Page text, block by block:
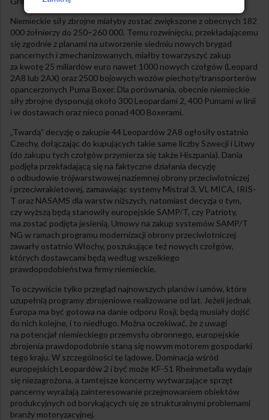
Niemieckie siły zbrojne miałyby zostać zwiększone z obecnych 182
000 żołnierzy do 250–260 000. Temu rozwinięciu, przekładającemu
się zgodnie z planami na utworzenie siedmiu nowych brygad
pancernych i zmechanizowanych, miałby towarzyszyć zakup
za kwotę 25 miliardów euro nawet 1000 nowych czołgów (Leopard
2A8 lub 2AX) oraz 2500 bojowych wozów piechoty/transporterów
opancerzonych Puma Boxer. Dla porównania, obecnie niemieckie
siły zbrojne dysponują około 300 Leopardami 2, 400 Pumami w linii
i w dostawach oraz nieco ponad 400 Boxerami.
„Twardą” decyzję o zakupie 44 Leopardów 2A8 ogłosiły ostatnio
Czechy, dołączając do kupujących takie same liczby Szwecji i Litwy
(do zakupu tych czołgów przymierza się także Hiszpania). Dania
podjęła przekładającą się na faktyczne działania decyzję
o odbudowie trójwarstwowej naziemnej obrony przeciwlotniczej
i przeciwrakietowej, zamawiając systemy Mistral 3, VL MICA, IRIS-
T oraz NASAMS dla warstw niższych, natomiast decyzja o tym,
czy wyższą będą stanowiły europejskie SAMP/T, czy Patrioty,
ma zostać podjęta jesienią. Umowy na zakup systemów SAMP/T
NG w ramach programu modernizacji obrony przeciwlotniczej
zawarły ostatnio Włochy, poszukujące też nowych czołgów,
których dostawcami będą według wszelkiego
prawdopodobieństwa firmy niemieckie.
To oczywiście tylko przegląd najnowszych planów i umów, które
uzupełnią programy zbrojeniowe realizowane od lat. Jeżeli jednak
Europa ma być gotowa na danie odporu Rosji, będą musiały dojść
do nich kolejne, i to niedługo. Można oczekiwać, że z uwagi
na potencjał niemieckiego przemysłu obronnego, europejskie
zbrojenia prawdopodobnie staną się nowym motorem gospodarki
tego kraju. W szczególności te lądowe. Dominacja wśród
europejskich Leopardów 2 i być może KF-51 Rheinmetalla wydaje
się niezagrożona, a tamtejsze koncerny wytwarzające sprzęt
pancerny wyrażają zainteresowanie przejmowaniem obiektów
produkcyjnych od borykających się ze strukturalnymi problemami
branży motoryzacyjnej.